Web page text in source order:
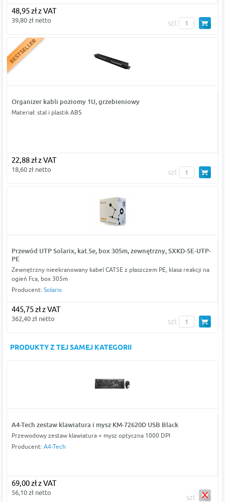
48,95 zł z VAT
39,80 zł netto szt
Organizer kabli poziomy 1U, grzebieniowy
Materiał: stal i plastik ABS
22,88 zł z VAT
18,60 zł netto szt
Przewód UTP Solarix, kat.5e, box 305m, zewnętrzny, SXKD-5E-UTP-
PE
Zewnętrzny nieekranowany kabel CAT5E z płaszczem PE, klasa reakcji na
ogień Fca, box 305m
Producent: Solarix
445,75 zł z VAT
362,40 zł netto szt
PRODUKTY Z TEJ SAMEJ KATEGORII
A4-Tech zestaw klawiatura i mysz KM-72620D USB Black
Przewodowy zestaw klawiatura + mysz optyczna 1000 DPI
Producent: A4-Tech
69,00 zł z VAT
56,10 zł netto
szt